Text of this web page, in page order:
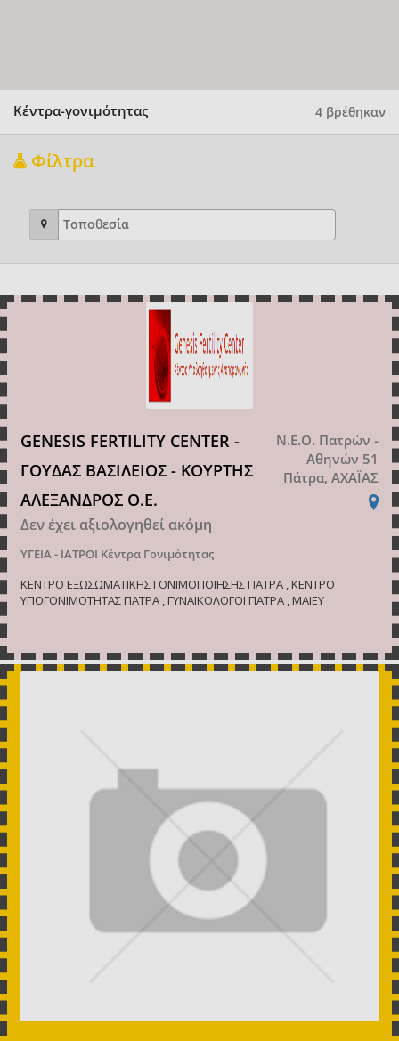
Κέντρα-γονιμότητας 4 βρέθηκαν
Φίλτρα
GENESIS FERTILITY CENTER -
ΓΟΥΔΑΣ ΒΑΣΙΛΕΙΟΣ - ΚΟΥΡΤΗΣ
ΑΛΕΞΑΝΔΡΟΣ Ο.Ε.
Δεν έχει αξιολογηθεί ακόμη
ΥΓΕΙΑ - ΙΑΤΡΟΙ Κέντρα Γονιμότητας
Ν.Ε.Ο. Πατρών -
Αθηνών 51
Πάτρα, ΑΧΑΪΑΣ
ΚΕΝΤΡΟ ΕΞΩΣΩΜΑΤΙΚΗΣ ΓΟΝΙΜΟΠΟΙΗΣΗΣ ΠΑΤΡΑ , ΚΕΝΤΡΟ
ΥΠΟΓΟΝΙΜΟΤΗΤΑΣ ΠΑΤΡΑ , ΓΥΝΑΙΚΟΛΟΓΟΙ ΠΑΤΡΑ , ΜΑΙΕΥ